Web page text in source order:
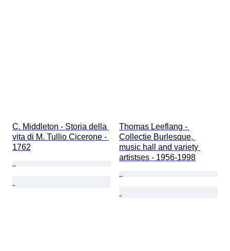
C. Middleton - Storia della
vita di M. Tullio Cicerone -
1762
Thomas Leeflang -
Collectie Burlesque,
music hall and variety
artistses - 1956-1998